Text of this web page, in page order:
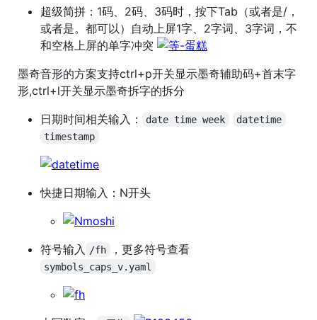
超级简拼：1码、2码、3码时，按下Tab（或者是/，
或者是。都可以）自动上屏1字、2字词、3字词，不
和空格上屏的单字冲突
墨奇音形的方案支持ctrl+p开关显示墨奇辅助码+首末字
形,ctrl+l开关显示墨奇拆字的拆分
日期时间相关输入：
date time week
datetime
timestamp
快捷日期输入：N开头
符号输入 /fh ，更多符号查看
symbols_caps_v.yaml